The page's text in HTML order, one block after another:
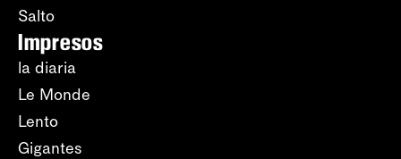
Salto
Impresos
la diaria
Le Monde
Lento
Gigantes